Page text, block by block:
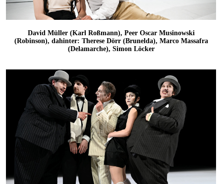
David Müller (Karl Roßmann), Peer Oscar Musinowski
(Robinson), dahinter: Therese Dörr (Brunelda), Marco Massafra
(Delamarche), Simon Löcker